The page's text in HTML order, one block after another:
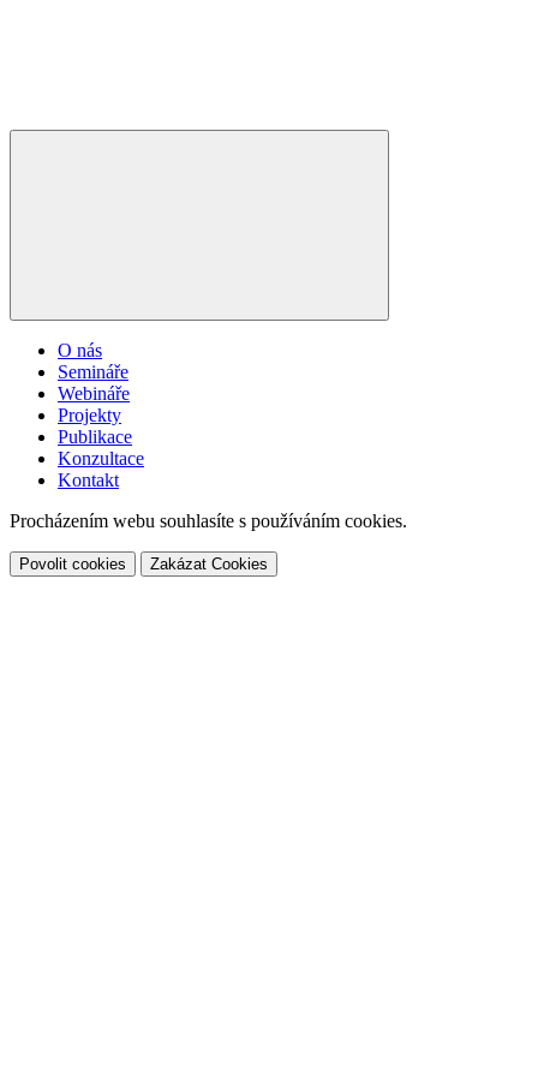
O nás
Semináře
Webináře
Projekty
Publikace
Konzultace
Kontakt
Procházením webu souhlasíte s používáním cookies.
Povolit cookies Zakázat Cookies